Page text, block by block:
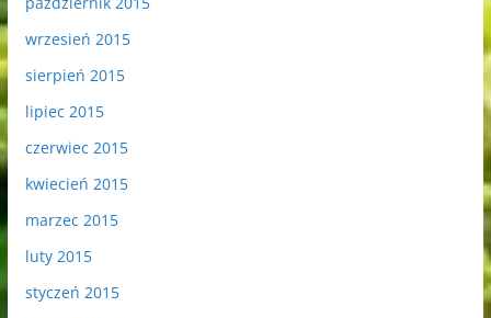
wrzesień 2015
sierpień 2015
lipiec 2015
czerwiec 2015
kwiecień 2015
marzec 2015
luty 2015
styczeń 2015